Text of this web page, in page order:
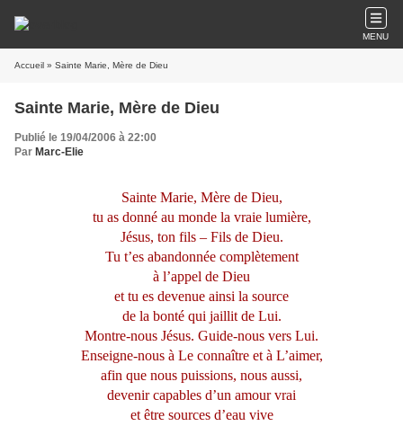
MENU
Accueil » Sainte Marie, Mère de Dieu
Sainte Marie, Mère de Dieu
Publié le 19/04/2006 à 22:00
Par Marc-Elie
Sainte Marie, Mère de Dieu,
tu as donné au monde la vraie lumière,
Jésus, ton fils – Fils de Dieu.
Tu t’es abandonnée complètement
à l’appel de Dieu
et tu es devenue ainsi la source
de la bonté qui jaillit de Lui.
Montre-nous Jésus. Guide-nous vers Lui.
Enseigne-nous à Le connaître et à L’aimer,
afin que nous puissions, nous aussi,
devenir capables d’un amour vrai
et être sources d’eau vive